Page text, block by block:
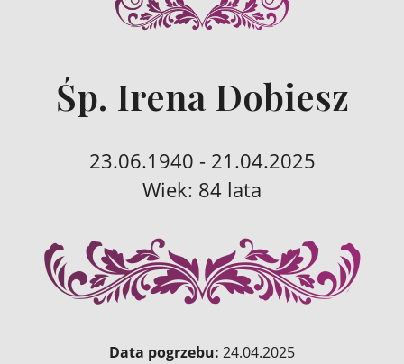
Śp. Irena Dobiesz
23.06.1940 - 21.04.2025
Wiek: 84 lata
Data pogrzebu: 24.04.2025